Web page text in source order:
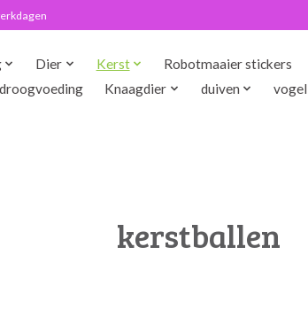
Dier Kerst Robotmaaier stickers
droogvoeding
Knaagdier duiven vogel
kerstballen